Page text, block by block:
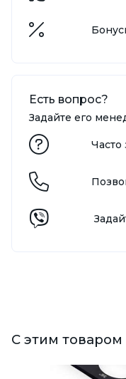
Есть вопрос?
Задайте его
Часто
С этим